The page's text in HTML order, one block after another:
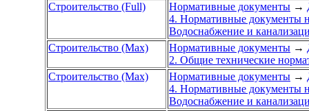
Строительство (Full)
Нормативные документы →
4. Нормативные документы
Водоснабжение и
Строительство (Max)
Нормативные документы →
2. Общие технические
Строительство (Max)
Нормативные документы →
4. Нормативные документы
Водоснабжение и